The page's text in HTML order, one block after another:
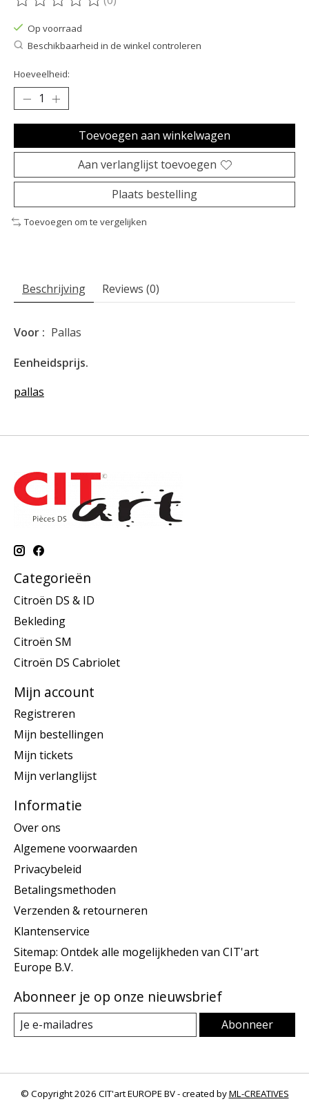
De beoordeling van dit product is
Op voorraad
Beschikbaarheid in de winkel controleren
Hoeveelheid:
Toevoegen aan winkelwagen
Aan verlanglijst toevoegen
Plaats bestelling
Toevoegen om te vergelijken
Beschrijving Reviews (0)
Voor : Pallas
Eenheidsprijs.
pallas
Categorieën
Citroën DS & ID
Bekleding
Citroën SM
Citroën DS Cabriolet
Mijn account
Registreren
Mijn bestellingen
Mijn tickets
Mijn verlanglijst
Informatie
Over ons
Algemene voorwaarden
Privacybeleid
Betalingsmethoden
Verzenden & retourneren
Klantenservice
Sitemap: Ontdek alle mogelijkheden van CIT'art
Europe B.V.
Abonneer je op onze nieuwsbrief
Abonneer
© Copyright 2026 CIT'art EUROPE BV - created byML-CREATIVES